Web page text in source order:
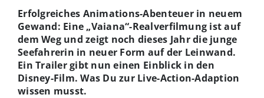
Erfolgreiches Animations-Abenteuer in neuem
Gewand: Eine „Vaiana“-Realverfilmung ist auf
dem Weg und zeigt noch dieses Jahr die junge
Seefahrerin in neuer Form auf der Leinwand.
Ein Trailer gibt nun einen Einblick in den
Disney-Film. Was Du zur Live-Action-Adaption
wissen musst.